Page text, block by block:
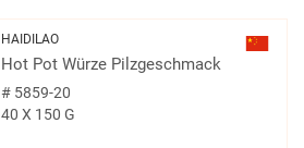
HAIDILAO
Hot Pot Würze Pilzgeschmack
#5859-20
40 X 150 G